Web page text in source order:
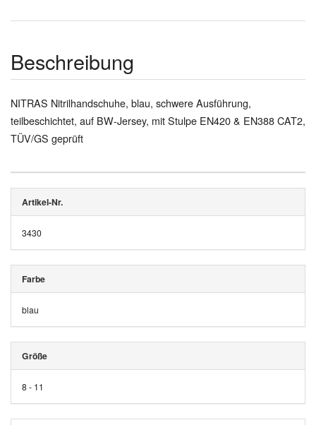
Beschreibung
NITRAS Nitrilhandschuhe, blau, schwere Ausführung,
teilbeschichtet, auf BW-Jersey, mit Stulpe EN420 & EN388 CAT2,
TÜV/GS geprüft
Artikel-Nr.
3430
Farbe
blau
Größe
8 - 11